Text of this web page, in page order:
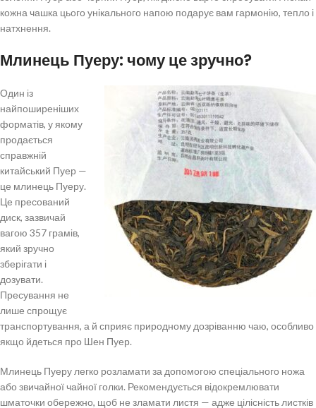
кожна чашка цього унікального напою подарує вам гармонію, тепло і
натхнення.
Млинець Пуеру: чому це зручно?
Один із
найпоширеніших
форматів, у якому
продається
справжній
китайський Пуер —
це млинець Пуеру.
Це пресований
диск, зазвичай
вагою 357 грамів,
який зручно
зберігати і
дозувати.
Пресування не
лише спрощує
транспортування, а й сприяє природному дозріванню чаю, особливо
якщо йдеться про Шен Пуер.
Млинець Пуеру легко розламати за допомогою спеціального ножа
або звичайної чайної голки. Рекомендується відокремлювати
шматочки обережно, щоб не зламати листя — адже цілісність листків